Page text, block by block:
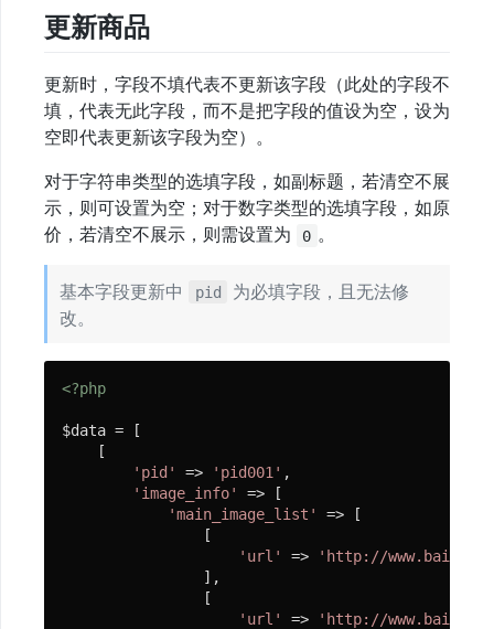
计
基
础
使
用
HTTP
服
更新商品
更新时，字段不填代表不更新该字段（此处的字段不
填，代表无此字段，而不是把字段的值设为空，设为
空即代表更新该字段为空）。
对于字符串类型的选填字段，如副标题，若清空不展
示，则可设置为空；对于数字类型的选填字段，如原
价，若清空不展示，则需设置为
0 。
基本字段更新中 pid
为必填字段，且无法修
改。
<?php
$data = [
    [
'pid'
=> 'pid001' ,
'image_info'
=> [
'main_image_list'
=> [
                [
'url'
=>
'http://
                ],
                [
'url'
=>
'http://